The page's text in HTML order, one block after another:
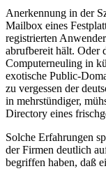
Anerkennung in der
Mailbox eines
registrierten
abrufbereit hält. Oder
Computerneuling in
exotische Public-
zu vergessen der
in mehrstündiger,
Directory eines
Solche Erfahrungen
der Firmen deutlich
begriffen haben, daß